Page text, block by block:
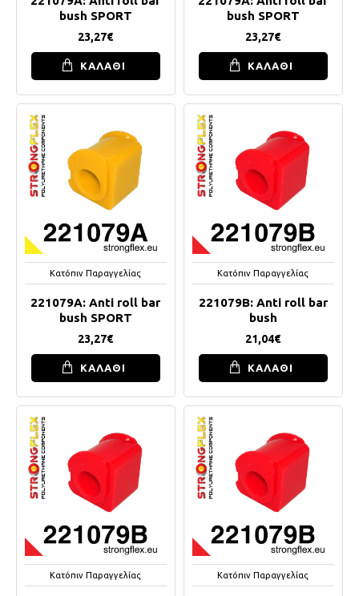
bush SPORT
23,27€
ΚΑΛΑΘΙ
bush SPORT
23,27€
ΚΑΛΑΘΙ
Κατόπιν Παραγγελίας
221079A: Anti roll bar
bush SPORT
23,27€
ΚΑΛΑΘΙ
Κατόπιν Παραγγελίας
221079B: Anti roll bar
bush
21,04€
ΚΑΛΑΘΙ
Κατόπιν Παραγγελίας Κατόπιν Παραγγελίας